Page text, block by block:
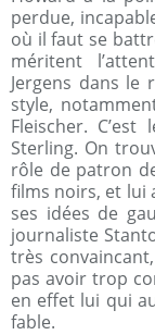
perdue,
où il faut se
méritent
Jergens dans le
style,
Fleischer.
Sterling. On
rôle de patron
films noirs, et lui
ses idées de
journaliste
très
pas avoir trop
en effet lui qui
fable.